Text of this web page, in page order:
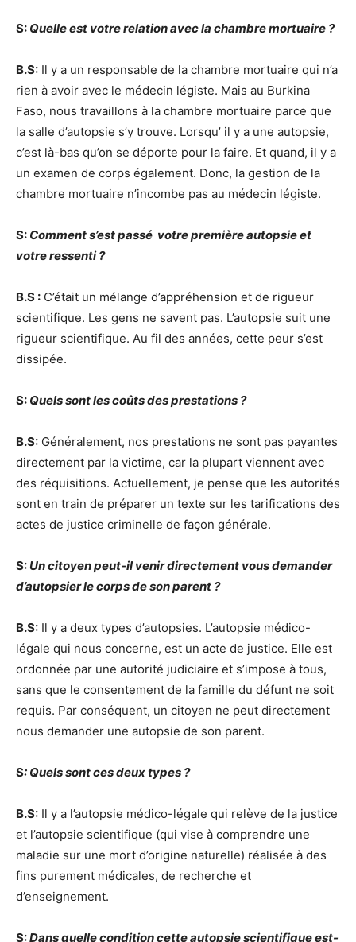
S: Quelle est votre relation avec la chambre mortuaire ?
B.S: Il y a un responsable de la chambre mortuaire qui n’a
rien à avoir avec le médecin légiste. Mais au Burkina
Faso, nous travaillons à la chambre mortuaire parce que
la salle d’autopsie s’y trouve. Lorsqu’ il y a une autopsie,
c’est là-bas qu’on se déporte pour la faire. Et quand, il y a
un examen de corps également. Donc, la gestion de la
chambre mortuaire n’incombe pas au médecin légiste.
S: Comment s’est passé votre première autopsie et
votre ressenti ?
B.S : C’était un mélange d’appréhension et de rigueur
scientifique. Les gens ne savent pas. L’autopsie suit une
rigueur scientifique. Au fil des années, cette peur s’est
dissipée.
S: Quels sont les coûts des prestations ?
B.S: Généralement, nos prestations ne sont pas payantes
directement par la victime, car la plupart viennent avec
des réquisitions. Actuellement, je pense que les autorités
sont en train de préparer un texte sur les tarifications des
actes de justice criminelle de façon générale.
S: Un citoyen peut-il venir directement vous demander
d’autopsier le corps de son parent ?
B.S: Il y a deux types d’autopsies. L’autopsie médico-
légale qui nous concerne, est un acte de justice. Elle est
ordonnée par une autorité judiciaire et s’impose à tous,
sans que le consentement de la famille du défunt ne soit
requis. Par conséquent, un citoyen ne peut directement
nous demander une autopsie de son parent.
S: Quels sont ces deux types ?
B.S: Il y a l’autopsie médico-légale qui relève de la justice
et l’autopsie scientifique (qui vise à comprendre une
maladie sur une mort d’origine naturelle) réalisée à des
fins purement médicales, de recherche et
d’enseignement.
S:Dans quelle condition cette autopsie scientifique est-